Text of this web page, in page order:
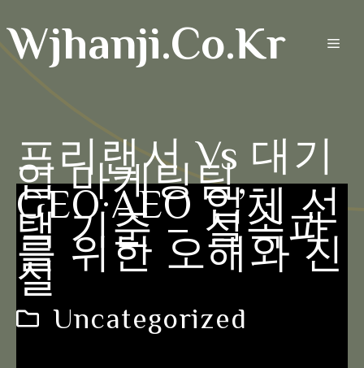
to
content
Wjhanji.co.kr
프리랜서 Vs 대기
업 마케팅팀,
GEO·AEO 업체 선
택 기준 – 실속파
를 위한 오해와 진
실
Uncategorized